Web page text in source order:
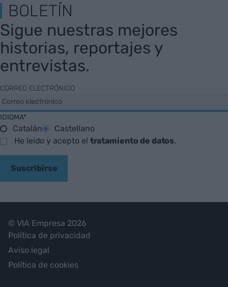
BOLETÍN
Sigue nuestras mejores
historias, reportajes y
entrevistas.
CORREO ELECTRÓNICO
IDIOMA*
Catalán
Castellano
He leído y acepto el tratamiento de datos.
Suscribirse
© VIA Empresa 2026
Política de privacidad
Aviso legal
Política de cookies